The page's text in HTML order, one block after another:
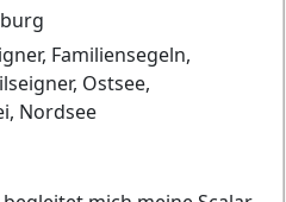
Familiensegeln,
Ostsee,
Nordsee